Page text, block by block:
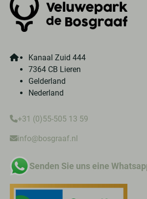
Kanaal Zuid 444
7364 CB Lieren
Gelderland
Nederland
+31 (0)55-505 13 59
info@bosgraaf.nl
Senden Sie uns eine